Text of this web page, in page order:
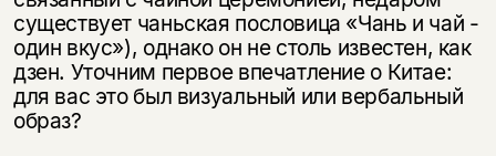
существует чаньская пословица «Чань и чай -
один вкус»), однако он не столь известен, как
дзен. Уточним первое впечатление о Китае:
для вас это был визуальный или вербальный
образ?